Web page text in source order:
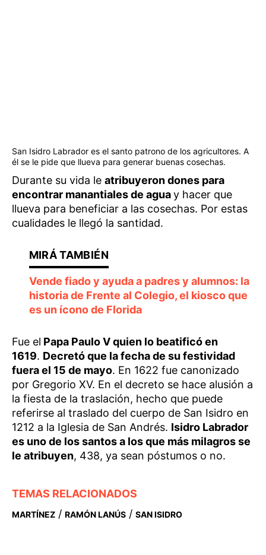
San Isidro Labrador es el santo patrono de los agricultores. A
él se le pide que llueva para generar buenas cosechas.
Durante su vida le atribuyeron dones para
encontrar manantiales de aguay hacer que
llueva para beneficiar a las cosechas. Por estas
cualidades le llegó la santidad.
Vende fiado y ayuda a padres y alumnos: la
historia de Frente al Colegio, el kiosco que
es un ícono de Florida
Fue el Papa Paulo V quien lo beatificó en
1619. Decretó que la fecha de su festividad
fuera el 15 de mayo. En 1622 fue canonizado
por Gregorio XV. En el decreto se hace alusión a
la fiesta de la traslación, hecho que puede
referirse al traslado del cuerpo de San Isidro en
1212 a la Iglesia de San Andrés. Isidro Labrador
es uno de los santos a los que más milagros se
le atribuyen, 438, ya sean póstumos o no.
TEMAS RELACIONADOS
MARTÍNEZ / RAMÓN LANÚS / SAN ISIDRO